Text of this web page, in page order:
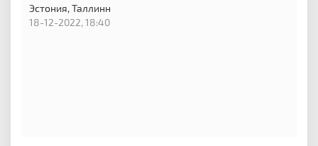
Эстония,Таллинн
18-12-2022, 18:40